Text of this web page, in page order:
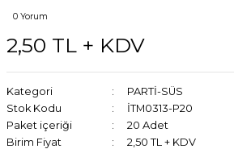
0 Yorum
2,50 TL + KDV
Kategori
PARTİ-SÜS
Stok Kodu
İTM0313-P20
Paket içeriği
20 Adet
Birim Fiyat
2,50 TL + KDV